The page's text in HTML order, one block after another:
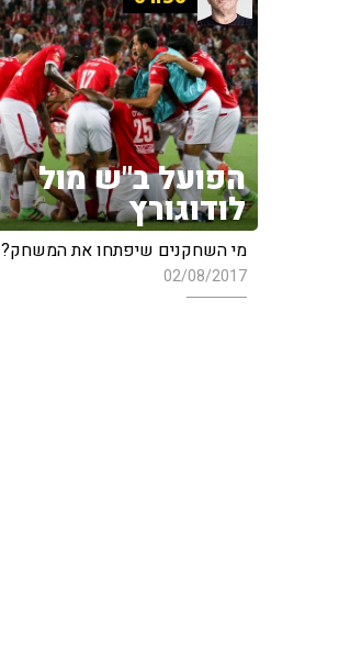
הפועל ב"ש מול
לודוגורץ
מי השחקנים שיפתחו את המשחק?
02/08/2017